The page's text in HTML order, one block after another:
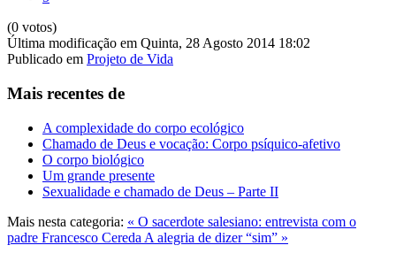
(0 votos)
Última modificação em Quinta, 28 Agosto 2014 18:02
Publicado em Projeto de Vida
Mais recentes de
A complexidade do corpo ecológico
Chamado de Deus e vocação: Corpo psíquico-afetivo
O corpo biológico
Um grande presente
Sexualidade e chamado de Deus – Parte II
Mais nesta categoria: « O sacerdote salesiano: entrevista com o
padre Francesco Cereda A alegria de dizer “sim” »